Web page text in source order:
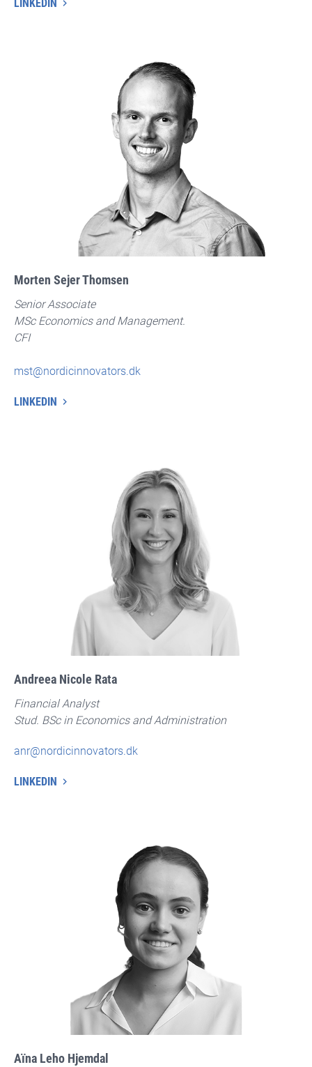
LINKEDIN
Morten Sejer Thomsen
Senior Associate
MSc Economics and Management.
CFI
mst@nordicinnovators.dk
LINKEDIN
Andreea Nicole Rata
Financial Analyst
Stud. BSc in Economics and Administration
anr@nordicinnovators.dk
LINKEDIN
Aïna Leho Hjemdal